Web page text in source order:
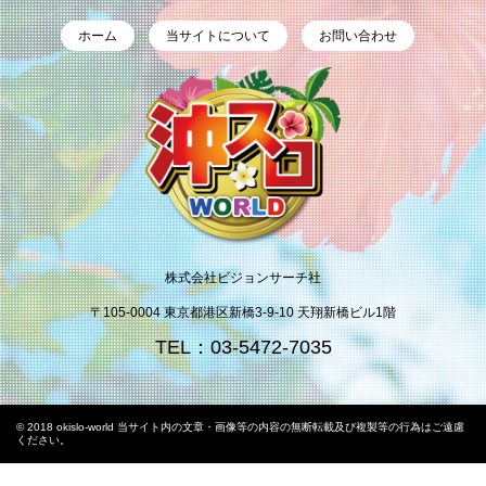
ホーム 当サイトについて お問い合わせ
株式会社ビジョンサーチ社
〒105-0004 東京都港区新橋3-9-10 天翔新橋ビル1階
TEL：03-5472-7035
© 2018 okislo-world 当サイト内の文章・画像等の内容の無断転載及び複製等の行為はご遠慮
ください。